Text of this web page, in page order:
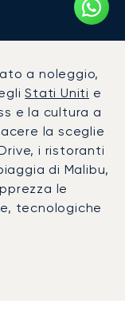
a noleggio,
Stati Uniti e
e la cultura a
la sceglie
i ristoranti
di Malibu,
le
tecnologiche
scali di